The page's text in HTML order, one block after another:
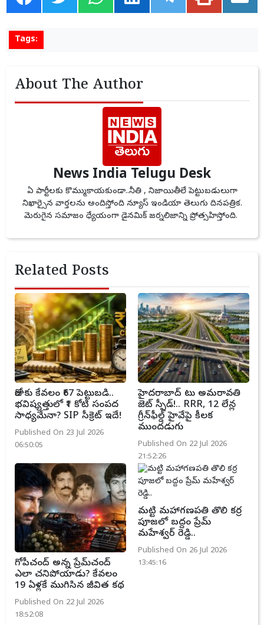
Tags:
About The Author
News India Telugu Desk
ఏ పార్టీలకు కొమ్ముకాయకుండా..నీతి , నిజాయితీలే పెట్టుబడులుగా
నిఖార్సైన వార్తలను అందిస్తోంది న్యూస్ ఇండియా తెలుగు దినపత్రిక.
మెరుగైన సమాజం ధ్యేయంగా డైనమిక్ జర్నలిజాన్ని ప్రోత్సహిస్తోంది.
Related Posts
రోజుకు కేవలం ₹67 పెట్టుబడి..
భవిష్యత్తులో ₹1 కోటి సంపద
సాధ్యమేనా? SIP సీక్రెట్ ఇదే!
Published On 23 Jul 2026
06:50:05
హైదరాబాద్ టు అమరావతి
జెట్ స్పీడ్!.. RRR, 12 లేన్ల
గ్రీన్‌ఫీల్డ్ హైవేపై కీలక
ముందడుగు
Published On 22 Jul 2026
21:52:26
గోపీచంద్ అన్న ప్రేమ్‌చంద్
ఎలా చనిపోయాడు? కేవలం
19 ఏళ్లకే ముగిసిన జీవిత కథ
Published On 22 Jul 2026
18:52:08
మట్టి మహాగణపతి తొలి కర్ర
పూజలో బద్దం ప్రేమ్
మహేశ్వర్ రెడ్డి..
Published On 26 Jul 2026
13:45:16